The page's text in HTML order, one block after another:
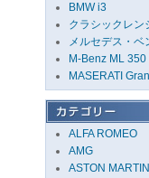
BMW i3
クラシックレン
メルセデス・ベ
M-Benz ML 350
MASERATI
ALFA ROMEO
AMG
ASTON MARTIN